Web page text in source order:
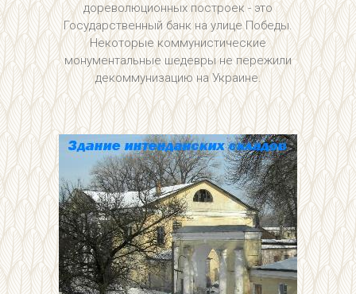
дореволюционных построек - это
Государственный банк на улице Победы.
Некоторые коммунистические
монументальные шедевры не пережили
декоммунизацию на Украине.